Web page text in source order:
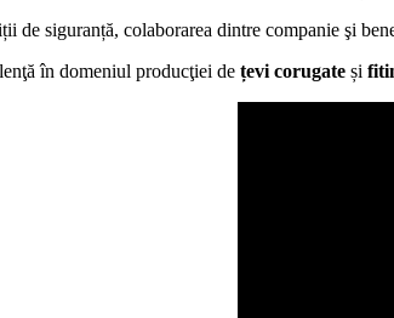
de siguranță, colaborarea dintre companie şi
în domeniul producţiei de țevi corugate și